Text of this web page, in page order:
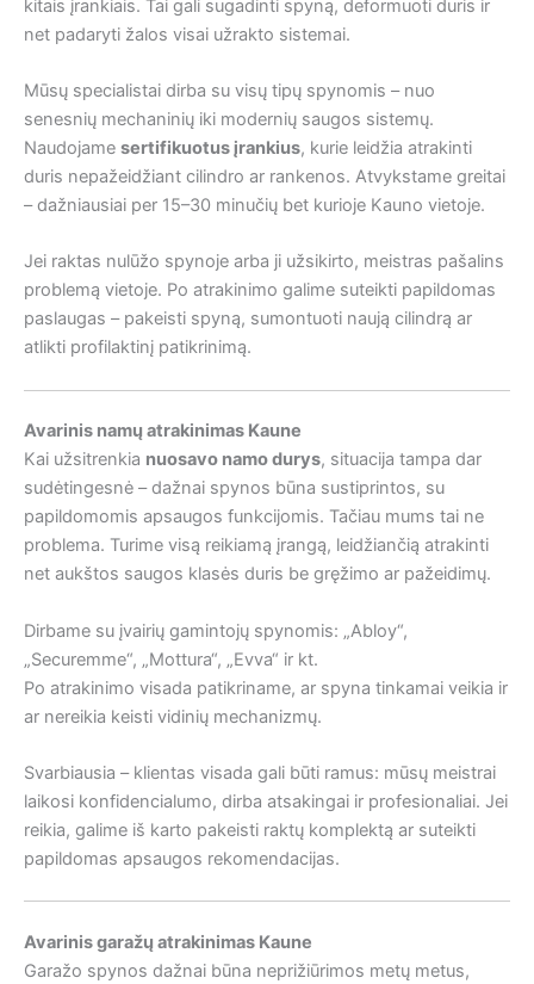
kitais įrankiais. Tai gali sugadinti spyną, deformuoti duris ir
net padaryti žalos visai užrakto sistemai.
Mūsų specialistai dirba su visų tipų spynomis – nuo
senesnių mechaninių iki modernių saugos sistemų.
Naudojame sertifikuotus įrankius, kurie leidžia atrakinti
duris nepažeidžiant cilindro ar rankenos. Atvykstame greitai
– dažniausiai per 15–30 minučių bet kurioje Kauno vietoje.
Jei raktas nulūžo spynoje arba ji užsikirto, meistras pašalins
problemą vietoje. Po atrakinimo galime suteikti papildomas
paslaugas – pakeisti spyną, sumontuoti naują cilindrą ar
atlikti profilaktinį patikrinimą.
Avarinis namų atrakinimas Kaune
Kai užsitrenkia nuosavo namo durys, situacija tampa dar
sudėtingesnė – dažnai spynos būna sustiprintos, su
papildomomis apsaugos funkcijomis. Tačiau mums tai ne
problema. Turime visą reikiamą įrangą, leidžiančią atrakinti
net aukštos saugos klasės duris be gręžimo ar pažeidimų.
Dirbame su įvairių gamintojų spynomis: „Abloy“,
„Securemme“, „Mottura“, „Evva“ ir kt.
Po atrakinimo visada patikriname, ar spyna tinkamai veikia ir
ar nereikia keisti vidinių mechanizmų.
Svarbiausia – klientas visada gali būti ramus: mūsų meistrai
laikosi konfidencialumo, dirba atsakingai ir profesionaliai. Jei
reikia, galime iš karto pakeisti raktų komplektą ar suteikti
papildomas apsaugos rekomendacijas.
Avarinis garažų atrakinimas Kaune
Garažo spynos dažnai būna neprižiūrimos metų metus,